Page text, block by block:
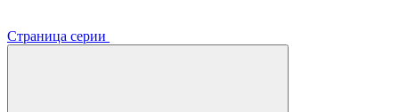
Страница серии